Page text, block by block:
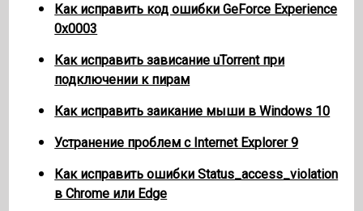
Как исправить код ошибки GeForce Experience
0x0003
Как исправить зависание uTorrent при
подключении к пирам
Как исправить заикание мыши в Windows 10
Устранение проблем с Internet Explorer 9
Как исправить ошибки Status_access_violation
в Chrome или Edge